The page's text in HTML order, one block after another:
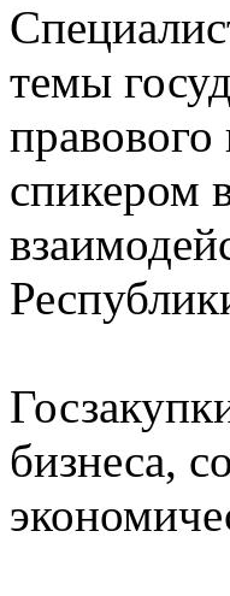
темы
спикером
бизнеса,